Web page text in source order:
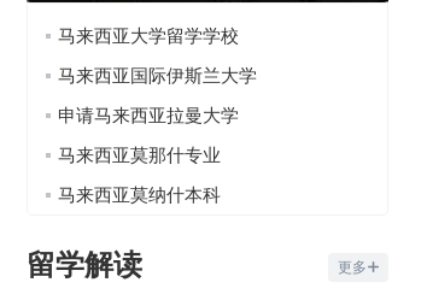
马来西亚大学留学学校
马来西亚国际伊斯兰大学
申请马来西亚拉曼大学
马来西亚莫那什专业
马来西亚莫纳什本科
留学解读 更多